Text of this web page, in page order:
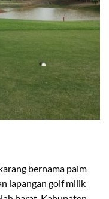
bernama palm
lapangan golf milik